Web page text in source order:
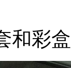
和彩盒